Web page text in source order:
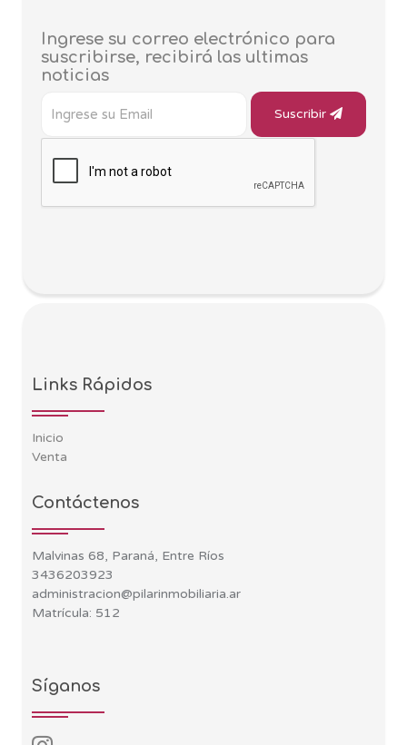
Ingrese su correo electrónico para
suscribirse, recibirá las ultimas
noticias
Suscribir
Links Rápidos
Inicio
Venta
Contáctenos
Malvinas 68, Paraná, Entre Ríos
3436203923
administracion@pilarinmobiliaria.ar
Matrícula: 512
Síganos